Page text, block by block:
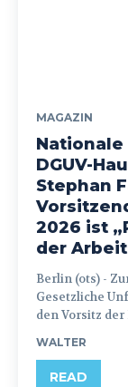
MAGAZIN
DGUV-
Stephan
2026 ist
der
Berlin (ots) - Zum Januar 2026 hat die Deutsche
Gesetzliche
den Vorsitz
WALTER
READ